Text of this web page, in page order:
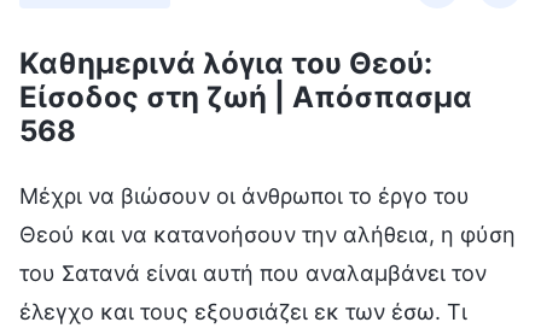
Καθημερινά λόγια του Θεού:
Είσοδος στη ζωή | Απόσπασμα
568
Μέχρι να βιώσουν οι άνθρωποι το έργο του
Θεού και να κατανοήσουν την αλήθεια, η φύση
του Σατανά είναι αυτή που αναλαμβάνει τον
έλεγχο και τους εξουσιάζει εκ των έσω. Τι